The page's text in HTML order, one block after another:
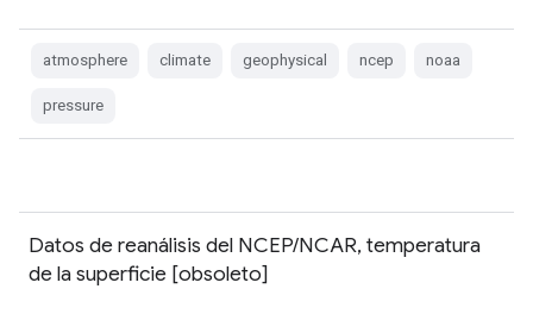
atmosphere climate geophysical ncep noaa
pressure
Datos de reanálisis del NCEP/NCAR, temperatura
de la superficie [obsoleto]